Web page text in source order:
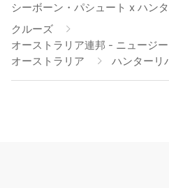
シーボーン・パシュート x ハン
クルーズ
オーストラリア連邦 - ニュージ
オーストラリア
ハンターリ